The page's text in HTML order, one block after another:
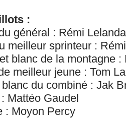
:
général : Rémi
sprinteur :
blanc de la montagne :
meilleur jeune : Tom
du combiné : Jak
Mattéo Gaudel
: Moyon Percy